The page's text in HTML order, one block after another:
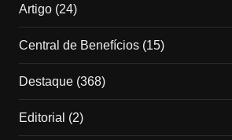
Artigo(24)
Central de Benefícios(15)
Destaque(368)
Editorial (2)